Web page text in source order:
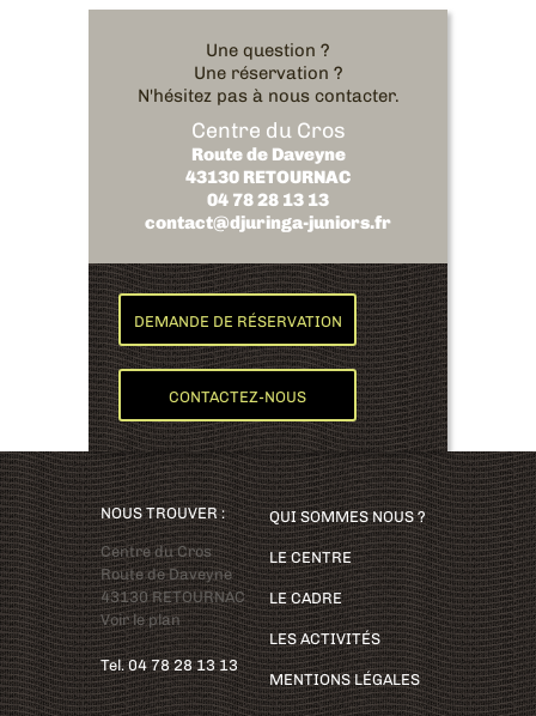
Une question ?
Une réservation ?
N'hésitez pas à nous contacter.
Centre du Cros
Route de Daveyne
43130 RETOURNAC
04 78 28 13 13
contact@djuringa-juniors.fr
DEMANDE DE RÉSERVATION
CONTACTEZ-NOUS
NOUS TROUVER :
Centre du Cros
Route de Daveyne
43130 RETOURNAC
Voir le plan
Tel. 04 78 28 13 13
QUI SOMMES NOUS ?
LE CENTRE
LE CADRE
LES ACTIVITÉS
MENTIONS LÉGALES